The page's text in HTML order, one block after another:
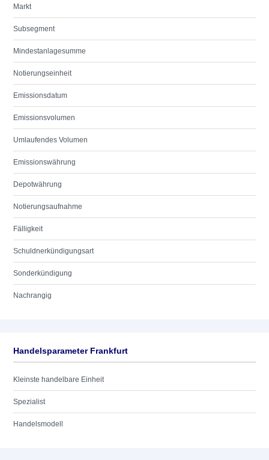
Markt
Subsegment
Mindestanlagesumme
Notierungseinheit
Emissionsdatum
Emissionsvolumen
Umlaufendes Volumen
Emissionswährung
Depotwährung
Notierungsaufnahme
Fälligkeit
Schuldnerkündigungsart
Sonderkündigung
Nachrangig
Handelsparameter Frankfurt
Kleinste handelbare Einheit
Spezialist
Handelsmodell